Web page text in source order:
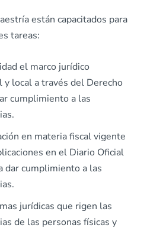
están capacitados para
tareas:
el marco jurídico
local a través del Derecho
cumplimiento a las
en materia fiscal vigente
en el Diario Oficial
dar cumplimiento a las
jurídicas que rigen las
de las personas físicas y